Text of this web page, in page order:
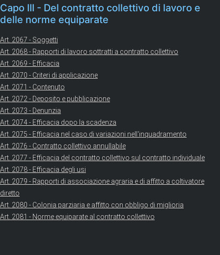
Capo III - Del contratto collettivo di lavoro e
delle norme equiparate
Art. 2067 - Soggetti
Art. 2068 - Rapporti di lavoro sottratti a contratto collettivo
Art. 2069 - Efficacia
Art. 2070 - Criteri di applicazione
Art. 2071 - Contenuto
Art. 2072 - Deposito e pubblicazione
Art. 2073 - Denunzia
Art. 2074 - Efficacia dopo la scadenza
Art. 2075 - Efficacia nel caso di variazioni nell'inquadramento
Art. 2076 - Contratto collettivo annullabile
Art. 2077 - Efficacia del contratto collettivo sul contratto individuale
Art. 2078 - Efficacia degli usi
Art. 2079 - Rapporti di associazione agraria e di affitto a coltivatore
diretto
Art. 2080 - Colonia parziaria e affitto con obbligo di miglioria
Art. 2081 - Norme equiparate al contratto collettivo